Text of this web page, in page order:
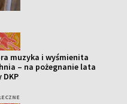
muzyka i wyśmienita
– na pożegnanie lata
DKP